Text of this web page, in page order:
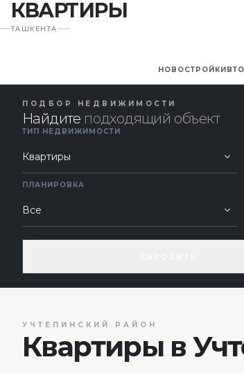
КВАРТИРЫ
ТАШКЕНТА
НОВОСТРОЙКИ
ПОДБОР НЕДВИЖИМОСТИ
Найдите подходящий объект
ТИП НЕДВИЖИМОСТИ
ПЛАНИРОВКА
УЧТЕПИНСКИЙ РАЙОН
Квартиры в